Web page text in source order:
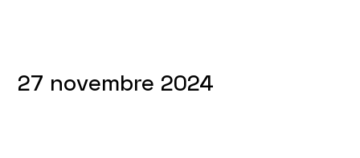
27 novembre 2024